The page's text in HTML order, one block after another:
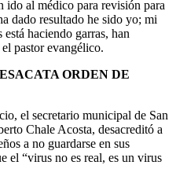
ido al médico para revisión para
dado resultado he sido yo; mi
haciendo garras, han
pastor evangélico.
ORDEN DE
el secretario municipal de San
Chale Acosta, desacreditó a
a no guardarse en sus
el “virus no es real, es un virus